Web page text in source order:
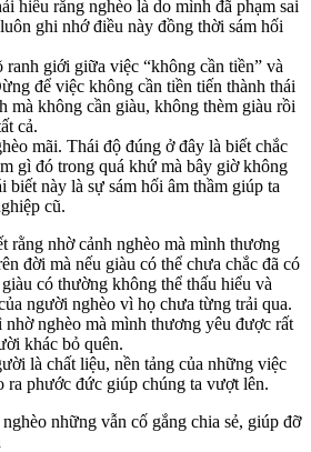
hiểu rằng nghèo là do mình đã phạm sai
ghi nhớ điều này đồng thời sám hối
ranh giới giữa việc “không cần tiền” và
để việc không cần tiền tiến thành thái
mà không cần giàu, không thèm giàu rồi
cả.
mãi. Thái độ đúng ở đây là biết chắc
gì đó trong quá khứ mà bây giờ không
này là sự sám hối âm thầm giúp ta
cũ.
rằng nhờ cảnh nghèo mà mình thương
đời mà nếu giàu có thể chưa chắc đã có
có thường không thể thấu hiểu và
người nghèo vì họ chưa từng trải qua.
nghèo mà mình thương yêu được rất
khác bỏ quên.
là chất liệu, nền tảng của những việc
ra phước đức giúp chúng ta vượt lên.
những vẫn cố gắng chia sẻ, giúp đỡ